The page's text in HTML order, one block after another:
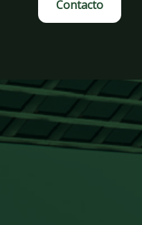
Contacto